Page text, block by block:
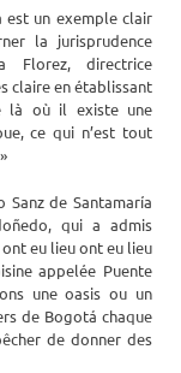
est un exemple clair
la jurisprudence
Florez, directrice
claire en établissant
là où il existe une
ce qui n’est tout
de Santamaría
qui a admis
eu lieu ont eu lieu
appelée Puente
une oasis ou un
de Bogotá chaque
de donner des